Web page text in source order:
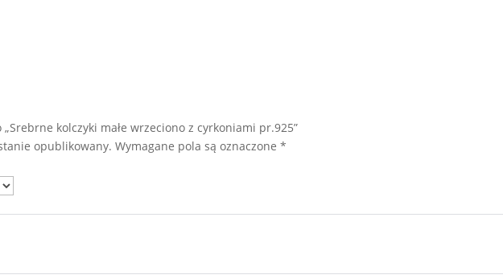
kolczyki małe wrzeciono z cyrkoniami pr.925”
opublikowany. Wymagane pola są oznaczone*